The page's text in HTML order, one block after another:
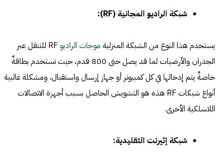
شبكة الراديو المجانية (RF):
يستخدم هذا النوع من الشبكة المنزلية موجات الراديو
RF للتنقل عبر
الجدران والأرضيات لما قد يصل حتى 800 قدم، حيث تستخدم بطاقةٌ
خاصةٌ يتم إدخالها في كل كمبيوتر أو جهاز إرسال واستقبال، ومشكلة غالبية
أنواع شبكات RF هذه هو التشويش الحاصل بسبب أجهزة الاتصالات
اللاسلكية الأخرى.
شبكة إثيرنت التقليدية: